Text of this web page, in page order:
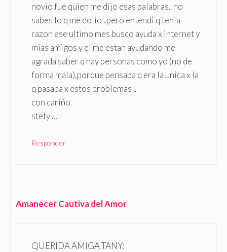
novio fue quien me dijo esas palabras.. no
sabes lo q me dolio ..pero entendi q tenia
razon ese ultimo mes busco ayuda x internet y
mias amigos y el me estan ayudando me
agrada saber q hay personas como yo (no de
forma mala),porque pensaba q era la unica x la
q pasaba x estos problemas ..
con cariño
stefy …
Responder
Amanecer Cautiva del Amor
QUERIDA AMIGA TANY: